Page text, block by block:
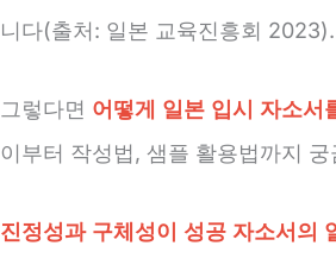
니다(출처: 일본 교육진흥회 2023).
그렇다면 어떻게 일본 입시 자소서
이부터 작성법, 샘플 활용법까지
진정성과 구체성이 성공 자소서의